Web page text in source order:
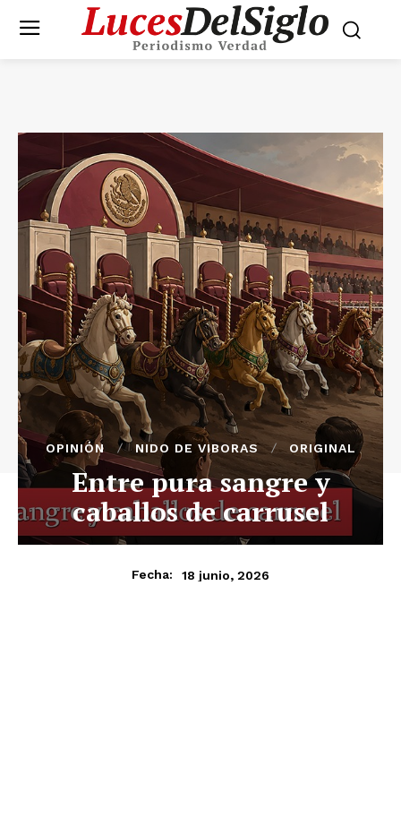
OPINIÓN NIDO DE VIBORAS ORIGINAL
Entre pura sangre y
caballos de carrusel
Fecha: 18 junio, 2026